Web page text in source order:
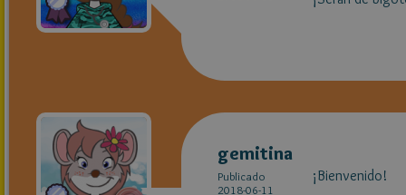
gemitina
Publicado
2018-06-11
¡Bienvenido!